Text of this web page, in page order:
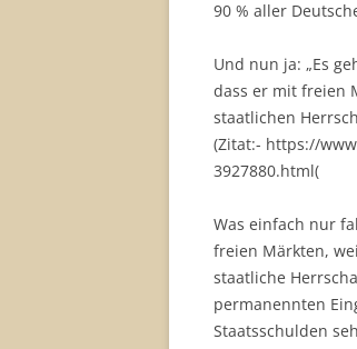
90 % aller
Und nun ja: „Es
dass er mit freien
staatlichen
(Zitat:- https://
3927880.html(
Was einfach nur
freien Märkten,
staatliche
permanennten
Staatsschulden